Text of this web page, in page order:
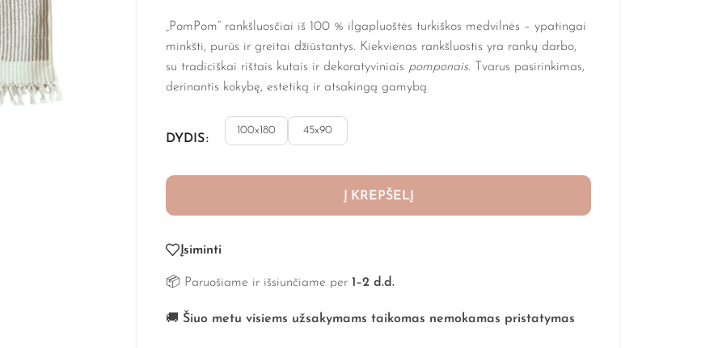
„PomPom“ rankšluosčiai iš 100 % ilgapluoštės turkiškos medvilnės – ypatingai
minkšti, purūs ir greitai džiūstantys. Kiekvienas rankšluostis yra rankų darbo,
su tradiciškai rištais kutais ir dekoratyviniais pomponais. Tvarus pasirinkimas,
derinantis kokybę, estetiką ir atsakingą gamybą
DYDIS
100x180 45x90
Į KREPŠELĮ
Įsiminti
📦 Paruošiame ir išsiunčiame per 1–2 d.d.
🚚 Šiuo metu visiems užsakymams taikomas nemokamas pristatymas